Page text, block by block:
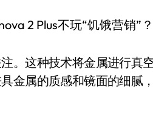
。这种技术将金属进行真
金属的质感和镜面的细腻